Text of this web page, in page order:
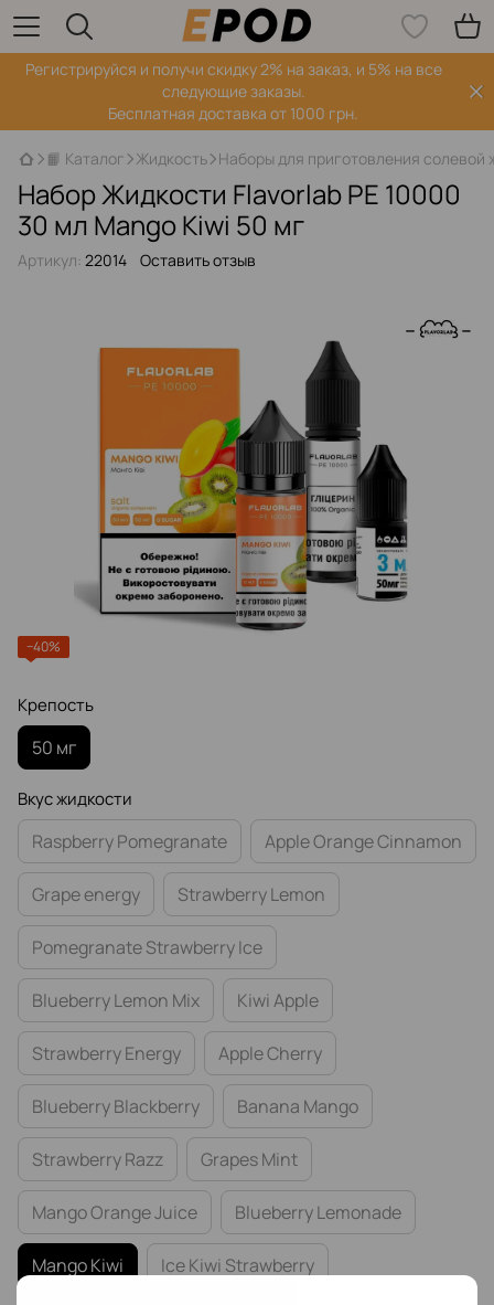
Регистрируйся‌ и получи скидку 2% на заказ, и 5% на все
следующие заказы.
Бесплатная доставка от 1000 грн.
📙 Каталог Жидкость Наборы для приготовления солевой
Набор Жидкости Flavorlab PE 10000
30 мл Mango Kiwi 50 мг
Артикул: 22014 Оставить отзыв
−40%
Крепость
50 мг
Вкус жидкости
Raspberry Pomegranate Apple Orange Cinnamon
Grape energy Strawberry Lemon
Pomegranate Strawberry Ice
Blueberry Lemon Mix Kiwi Apple
Strawberry Energy Apple Cherry
Blueberry Blackberry Banana Mango
Strawberry Razz Grapes Mint
Mango Orange Juice Blueberry Lemonade
Mango Kiwi Ice Kiwi Strawberry